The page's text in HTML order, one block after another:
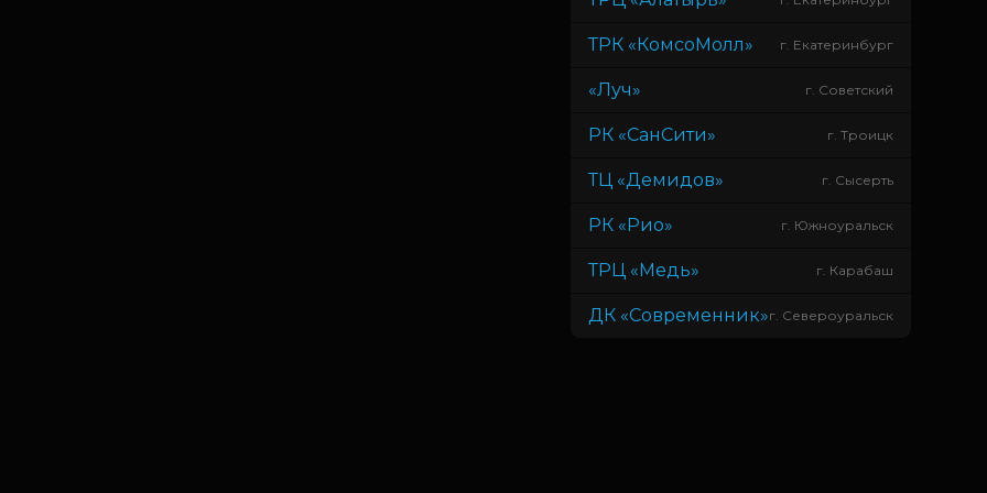
ТРК «КомсоМолл» г. Екатеринбург
«Луч» г. Советский
РК «СанСити» г. Троицк
ТЦ «Демидов» г. Сысерть
РК «Рио» г. Южноуральск
ТРЦ «Медь» г. Карабаш
ДК «Современник»г. Североуральск